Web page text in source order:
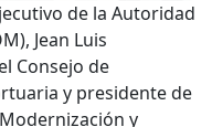
de la Autoridad
Jean Luis
Consejo de
y presidente de
y